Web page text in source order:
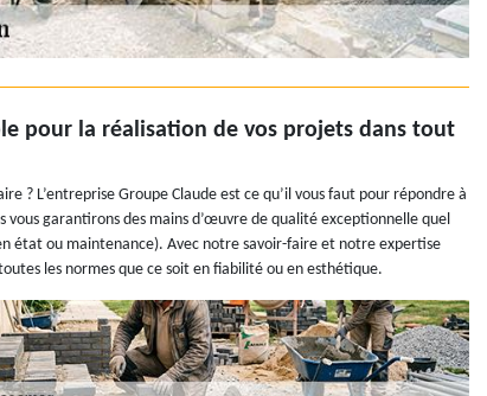
pour la réalisation de vos projets dans tout
? L’entreprise Groupe Claude est ce qu’il vous faut pour répondre à
garantirons des mains d’œuvre de qualité exceptionnelle quel
état ou maintenance). Avec notre savoir-faire et notre expertise
les normes que ce soit en fiabilité ou en esthétique.